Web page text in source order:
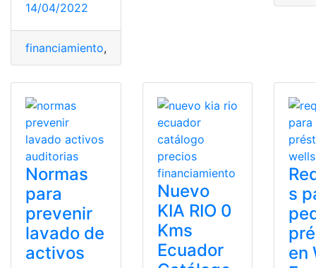
14/04/2022
financiamiento,
Normas
para
prevenir
lavado de
activos
Nuevo
KIA RIO 0
Kms
Ecuador
s
en